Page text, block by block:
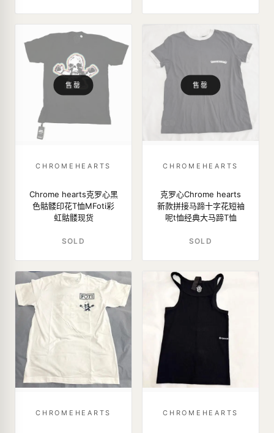
售罄
CHROMEHEARTS
Chrome hearts克罗心黑
色骷髅印花T恤MFoti彩
虹骷髅现货
SOLD
售罄
CHROMEHEARTS
克罗心Chrome hearts
新款拼接马蹄十字花短袖
呢t恤经典大马蹄T恤
SOLD
CHROMEHEARTS CHROMEHEARTS